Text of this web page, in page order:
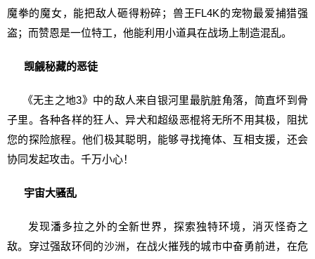
魔拳的魔女，能把敌人砸得粉碎；兽王FL4K的宠物最爱捕猎强
盗；而赞恩是一位特工，他能利用小道具在战场上制造混乱。
觊觎秘藏的恶徒
《无主之地3》中的敌人来自银河里最肮脏角落，简直坏到骨
子里。各种各样的狂人、异犬和超级恶棍将无所不用其极，阻扰
您的探险旅程。他们极其聪明，能够寻找掩体、互相支援，还会
协同发起攻击。千万小心！
宇宙大骚乱
发现潘多拉之外的全新世界，探索独特环境，消灭怪奇之
敌。穿过强敌环伺的沙洲，在战火摧残的城市中奋勇前进，在危